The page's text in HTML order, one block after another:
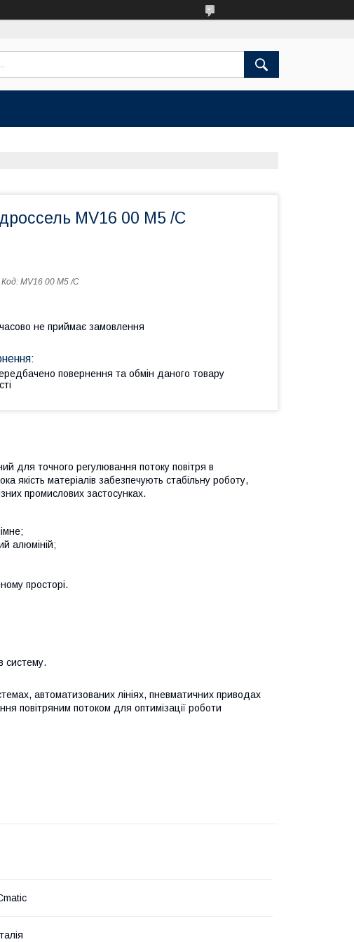
MV16 00 M5 /C
Код: MV16 00 M5 /C
не приймає замовлення
повернення та обмін даного товару
для точного регулювання потоку повітря в
якість матеріалів забезпечують стабільну роботу,
промислових застосунках.
алюміній;
просторі.
систему.
автоматизованих лініях, пневматичних приводах
повітряним потоком для оптимізації роботи